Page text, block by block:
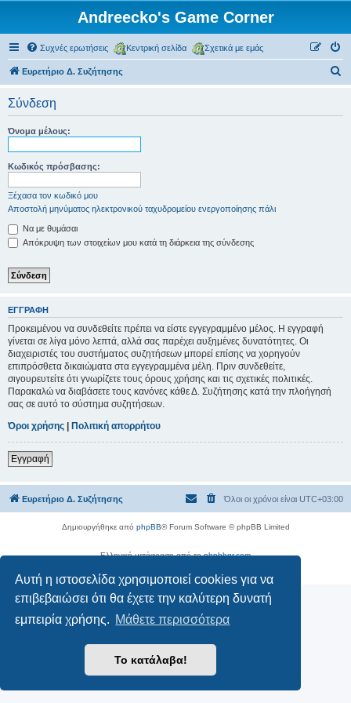
Αυτή η ιστοσελίδα χρησιμοποιεί cookies για να
επιβεβαιώσει ότι θα έχετε την καλύτερη δυνατή
εμπειρία χρήσης. Μάθετε περισσότερα
Το κατάλαβα!
Andreecko's Game Corner
Συχνές ερωτήσεις Κεντρική σελίδα Σχετικά με εμάς
Ευρετήριο Δ. Συζήτησης
Σύνδεση
Όνομα μέλους:
Κωδικός πρόσβασης:
Ξέχασα τον κωδικό μου
Αποστολή μηνύματος ηλεκτρονικού ταχυδρομείου ενεργοποίησης πάλι
Να με θυμάσαι
Απόκρυψη των στοιχείων μου κατά τη διάρκεια της σύνδεσης
ΕΓΓΡΑΦΉ
Προκειμένου να συνδεθείτε πρέπει να είστε εγγεγραμμένο μέλος. Η εγγραφή
γίνεται σε λίγα μόνο λεπτά, αλλά σας παρέχει αυξημένες δυνατότητες. Οι
διαχειριστές του συστήματος συζητήσεων μπορεί επίσης να χορηγούν
επιπρόσθετα δικαιώματα στα εγγεγραμμένα μέλη. Πριν συνδεθείτε,
σιγουρευτείτε ότι γνωρίζετε τους όρους χρήσης και τις σχετικές πολιτικές.
Παρακαλώ να διαβάσετε τους κανόνες κάθε Δ. Συζήτησης κατά την πλοήγησή
σας σε αυτό το σύστημα συζητήσεων.
Όροι χρήσης | Πολιτική απορρήτου
Εγγραφή
Ευρετήριο Δ. Συζήτησης Όλοι οι χρόνοι είναι UTC+03:00
Δημιουργήθηκε από phpBB® Forum Software © phpBB Limited
Ελληνική μετάφραση από τοphpbbgr.com